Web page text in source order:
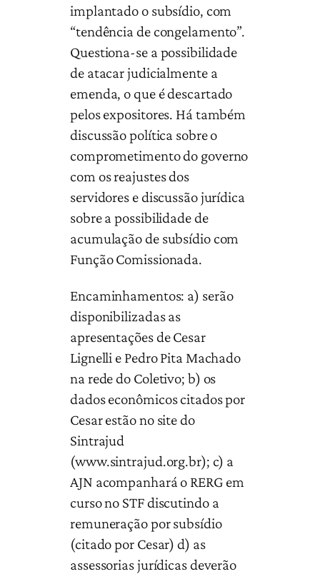
implantado o subsídio, com
“tendência de congelamento”.
Questiona-se a possibilidade
de atacar judicialmente a
emenda, o que é descartado
pelos expositores. Há também
discussão política sobre o
comprometimento do governo
com os reajustes dos
servidores e discussão jurídica
sobre a possibilidade de
acumulação de subsídio com
Função Comissionada.
Encaminhamentos: a) serão
disponibilizadas as
apresentações de Cesar
Lignelli e Pedro Pita Machado
na rede do Coletivo; b) os
dados econômicos citados por
Cesar estão no site do
Sintrajud
(www.sintrajud.org.br); c) a
AJN acompanhará o RERG em
curso no STF discutindo a
remuneração por subsídio
(citado por Cesar) d) as
assessorias jurídicas deverão